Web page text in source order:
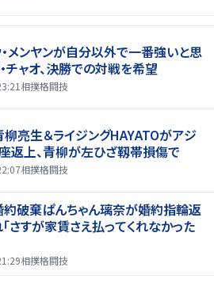
・メンヤンが自分以外で一番強いと思
チャオ、決勝での対戦を希望
相撲格闘技
柳亮生＆ライジングHAYATOがアジ
返上、青柳が左ひざ靱帯損傷で
相撲格闘技
破棄ぱんちゃん璃奈が婚約指輪返
さすが家賃さえ払ってくれなかった
相撲格闘技